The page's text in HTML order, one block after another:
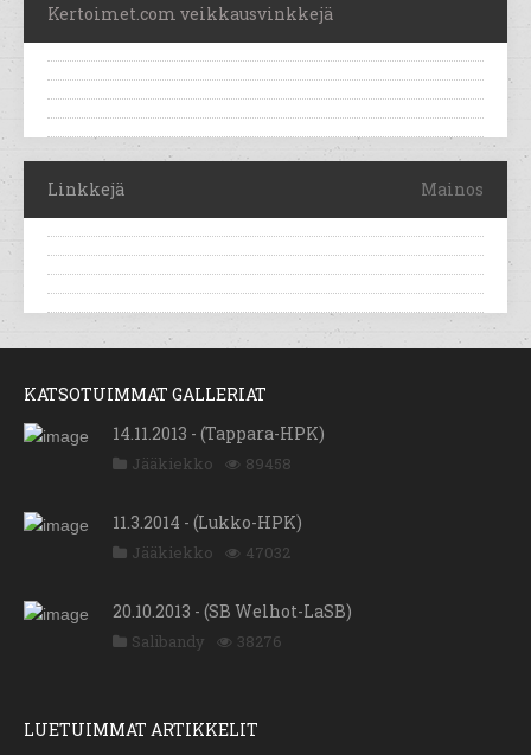
Kertoimet.com veikkausvinkkejä
Linkkejä Mainos
KATSOTUIMMAT GALLERIAT
14.11.2013 - (Tappara-HPK)
Jääkiekko 89458
11.3.2014 - (Lukko-HPK)
Jääkiekko 47032
20.10.2013 - (SB Welhot-LaSB)
Salibandy 38276
LUETUIMMAT ARTIKKELIT